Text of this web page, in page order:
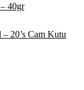
40gr
20’s Cam Kutu